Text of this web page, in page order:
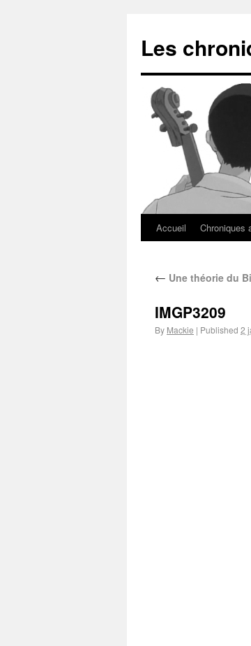
Les
Accueil Chroniques
← Une théorie du
IMGP3209
By Mackie | Published 2